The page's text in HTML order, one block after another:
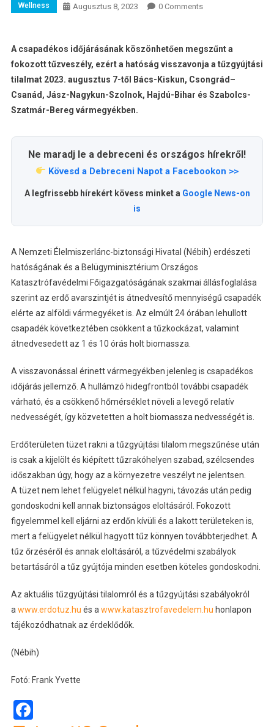
Wellness Augusztus 8, 2023 0 Comments
A csapadékos időjárásának köszönhetően megszűnt a
fokozott tűzveszély, ezért a hatóság visszavonja a tűzgyújtási
tilalmat 2023. augusztus 7-től Bács-Kiskun, Csongrád–
Csanád, Jász-Nagykun-Szolnok, Hajdú-Bihar és Szabolcs-
Szatmár-Bereg vármegyékben.
Ne maradj le a debreceni és országos hírekről!
Kövesd a Debreceni Napot a Facebookon >>
A legfrissebb hírekért kövess minket a Google News-on
is
A Nemzeti Élelmiszerlánc-biztonsági Hivatal (Nébih) erdészeti
hatóságának és a Belügyminisztérium Országos
Katasztrófavédelmi Főigazgatóságának szakmai állásfoglalása
szerint az erdő avarszintjét is átnedvesítő mennyiségű csapadék
elérte az alföldi vármegyéket is. Az elmúlt 24 órában lehullott
csapadék következtében csökkent a tűzkockázat, valamint
átnedvesedett az 1 és 10 órás holt biomassza.
A visszavonással érinett vármegyékben jelenleg is csapadékos
időjárás jellemző. A hullámzó hidegfrontból további csapadék
várható, és a csökkenő hőmérséklet növeli a levegő relatív
nedvességét, így közvetetten a holt biomassza nedvességét is.
Erdőterületen tüzet rakni a tűzgyújtási tilalom megszűnése után
is csak a kijelölt és kiépített tűzrakóhelyen szabad, szélcsendes
időszakban úgy, hogy az a környezetre veszélyt ne jelentsen.
A tüzet nem lehet felügyelet nélkül hagyni, távozás után pedig
gondoskodni kell annak biztonságos eloltásáról. Fokozott
figyelemmel kell eljárni az erdőn kívüli és a lakott területeken is,
mert a felügyelet nélkül hagyott tűz könnyen továbbterjedhet. A
tűz őrzéséről és annak eloltásáról, a tűzvédelmi szabályok
betartásáról a tűz gyújtója minden esetben köteles gondoskodni.
Az aktuális tűzgyújtási tilalomról és a tűzgyújtási szabályokról
a www.erdotuz.hu és a www.katasztrofavedelem.hu honlapon
tájékozódhatnak az érdeklődők.
(Nébih)
Fotó: Frank Yvette
Facebook